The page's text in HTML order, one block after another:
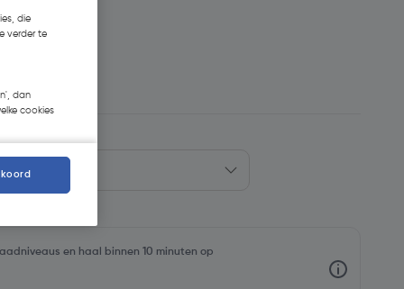
en haal binnen 10 minuten op
die
verder te
dan
cookies